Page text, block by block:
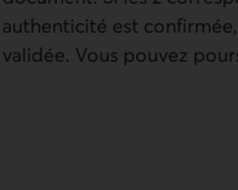
authenticité est
validée. Vous pouvez